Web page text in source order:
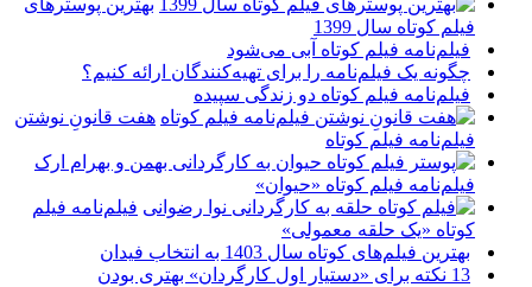
بهترین پوسترهای
فیلم کوتاه سال 1399
فیلم‌نامه فیلم کوتاه آبی می‌شود
چگونه یک فیلم‌نامه را برای تهیه‌کنندگان ارائه کنیم؟
فیلم‌نامه فیلم کوتاه دو زندگی سپیده
هفت قانونِ نوشتن
فیلم‌نامه فیلم کوتاه
فیلم‌نامه فیلم کوتاه «حیوان»
فیلم‌نامه فیلم
کوتاه «یک حلقه معمولی»
بهترین فیلم‌های کوتاه سال 1403 به انتخاب فیدان
13 نکته برای «دستیار اول کارگردان» بهتری بودن